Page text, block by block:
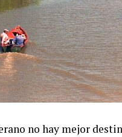
no hay mejor